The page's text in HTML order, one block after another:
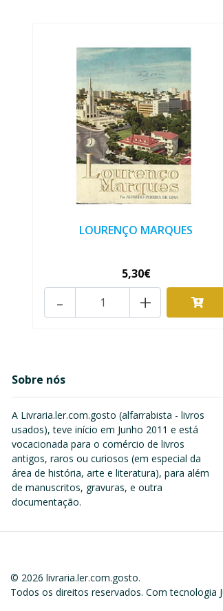
LOURENÇO MARQUES
5,30€
+
-
Sobre nós
A Livraria.ler.com.gosto (alfarrabista - livros
usados), teve início em Junho 2011 e está
vocacionada para o comércio de livros
antigos, raros ou curiosos (em especial da
área de história, arte e literatura), para além
de manuscritos, gravuras, e outra
documentação.
© 2026 livraria.ler.com.gosto.
Todos os direitos reservados. Com tecnologia